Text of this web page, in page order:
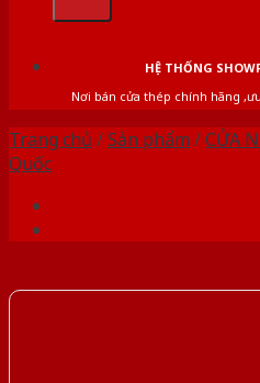
HỆ THỐNG
Nơi bán cửa thép chính hãng
Trang chủ /Sản phẩm /CỬA
Quốc